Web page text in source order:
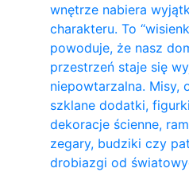
wnętrze nabiera
charakteru. To
powoduje, że nasz
przestrzeń staje się
niepowtarzalna. Misy,
szklane dodatki,
dekoracje ścienne,
zegary, budziki czy
drobiazgi od